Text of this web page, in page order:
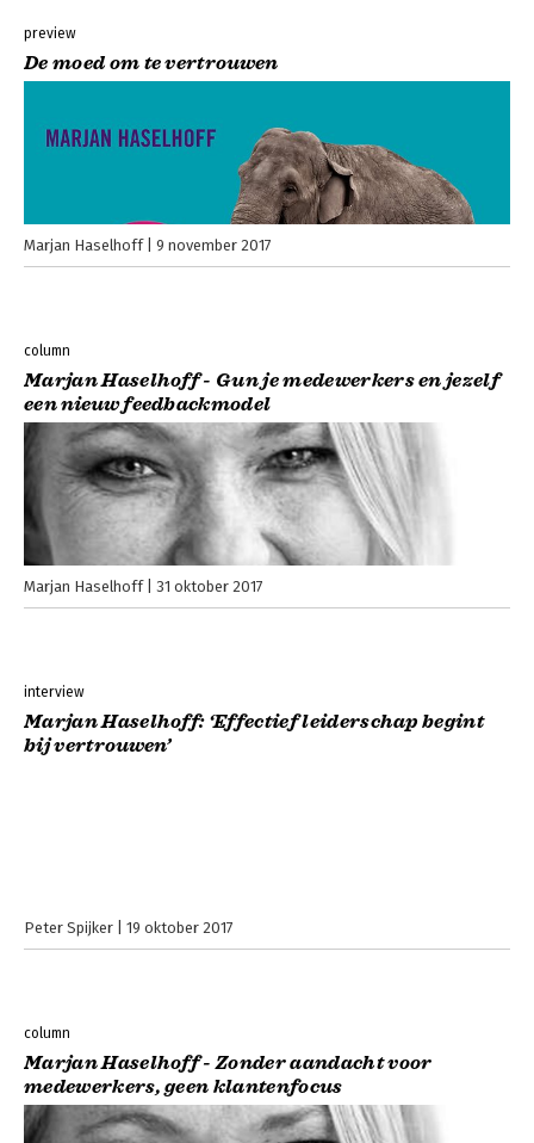
preview
De moed om te vertrouwen
Marjan Haselhoff 9 november 2017
column
Marjan Haselhoff - Gun je medewerkers en jezelf
een nieuw feedbackmodel
Marjan Haselhoff 31 oktober 2017
interview
Marjan Haselhoff: ‘Effectief leiderschap begint
bij vertrouwen’
Peter Spijker 19 oktober 2017
column
Marjan Haselhoff - Zonder aandacht voor
medewerkers, geen klantenfocus